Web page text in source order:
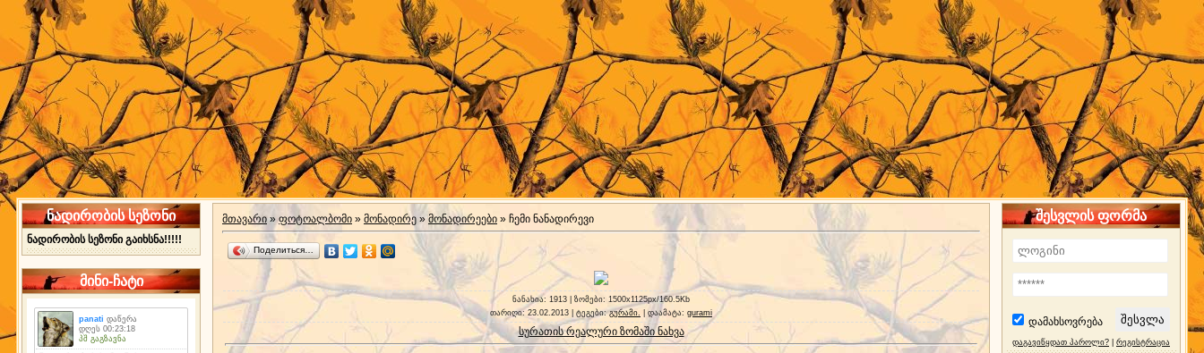
ნადირობის სეზონი
ნადირობის სეზონი გაიხსნა!!!!!
მინი-ჩატი
მთავარი » ფოტოალბომი » მონადირე » მონადირეები » ჩემი ნანადირევი
Поделиться…
ნანახია: 1913 | ზომები: 1500x1125px/160.5Kb
თარიღი: 23.02.2013 | ტეგები:გურამი. დაამატა: gurami
სურათის რეალური ზომაში ნახვა
შესვლის ფორმა
დამახსოვრება
დაგავიწყდათ პაროლი? რეგისტრაცია